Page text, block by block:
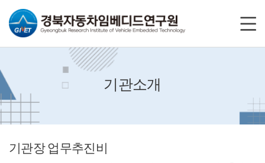
기관소개
기관장 업무추진비